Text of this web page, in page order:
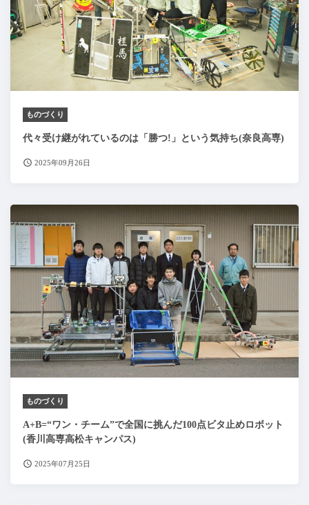
ものづくり
代々受け継がれているのは「勝つ!」という気持ち(奈良高専)
2025年09月26日
ものづくり
A+B=“ワン・チーム”で全国に挑んだ100点ビタ止めロボット
(香川高専高松キャンパス)
2025年07月25日